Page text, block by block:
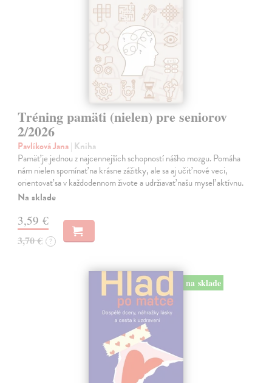
Tréning pamäti (nielen) pre seniorov
2/2026
Pavlíková Jana| Kniha
Pamäť je jednou z najcennejších schopností nášho mozgu. Pomáha
nám nielen spomínať na krásne zážitky, ale sa aj učiť nové veci,
orientovať sa v každodennom živote a udržiavať našu myseľ aktívnu.
Na sklade
3,59 €
3,70 € ?
na sklade